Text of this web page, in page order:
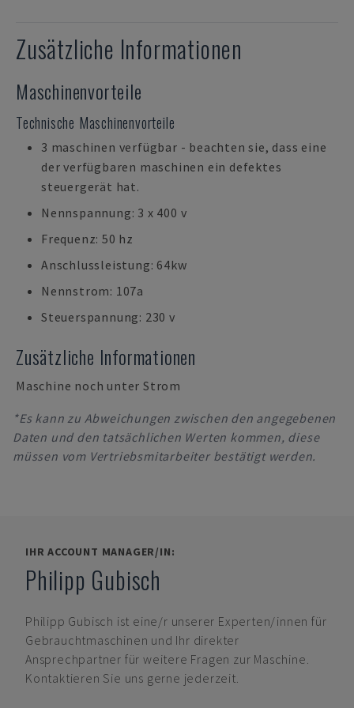
Zusätzliche Informationen
Maschinenvorteile
Technische Maschinenvorteile
3 maschinen verfügbar - beachten sie, dass eine
der verfügbaren maschinen ein defektes
steuergerät hat.
Nennspannung: 3 x 400 v
Frequenz: 50 hz
Anschlussleistung: 64kw
Nennstrom: 107a
Steuerspannung: 230 v
Zusätzliche Informationen
Maschine noch unter Strom
*Es kann zu Abweichungen zwischen den angegebenen
Daten und den tatsächlichen Werten kommen, diese
müssen vom Vertriebsmitarbeiter bestätigt werden.
IHR ACCOUNT MANAGER/IN:
Philipp Gubisch
Philipp Gubisch ist eine/r unserer Experten/innen für
Gebrauchtmaschinen und Ihr direkter
Ansprechpartner für weitere Fragen zur Maschine.
Kontaktieren Sie uns gerne jederzeit.